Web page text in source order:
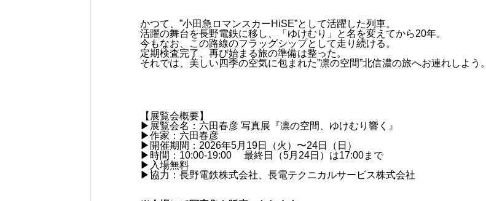
かつて、”小田急ロマンスカーHiSE”として活躍した列車。
活躍の舞台を長野電鉄に移し、「ゆけむり」と名を変えてから20年。
今もなお、この路線のフラッグシップとして走り続ける。
定期検査完了、再び始まる旅の準備は整った。
それでは、美しい四季の空気に包まれた”凛の空間”北信濃の旅へお連れしよう。
【展覧会概要】
▶︎展覧会名：六田春彦 写真展『凛の空間、ゆけむり響く』
▶︎作家：六田春彦
▶︎開催期間：2026年5月19日（火）〜24日（日）
▶︎時間：10:00-19:00 最終日（5月24日）は17:00まで
▶︎入場無料
▶︎協力：長野電鉄株式会社、長電テクニカルサービス株式会社